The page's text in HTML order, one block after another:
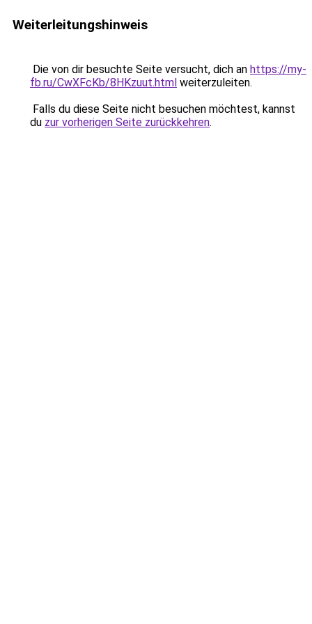
Weiterleitungshinweis
Die von dir besuchte Seite versucht, dich an https://my-
fb.ru/CwXFcKb/8HKzuut.html weiterzuleiten.
Falls du diese Seite nicht besuchen möchtest, kannst
du zur vorherigen Seite zurückkehren.